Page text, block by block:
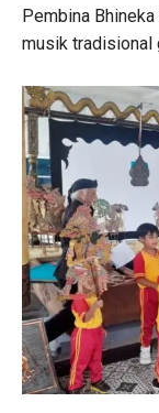
Pembina
musik tradisional